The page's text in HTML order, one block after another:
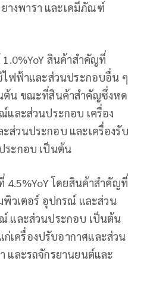
างพารา และเคมีภัณฑ์
สินค้าสำคัญที่
ไฟฟ้าและส่วนประกอบอื่น ๆ
ต้น ขณะที่สินค้าสำคัญซึ่งหด
และส่วนประกอบ เครื่อง
ส่วนประกอบ และเครื่องรับ
ระกอบ เป็นต้น
4.5%YoY โดยสินค้าสำคัญที่
พิวเตอร์ อุปกรณ์ และส่วน
และส่วนประกอบ เป็นต้น
เครื่องปรับอากาศและส่วน
และรถจักรยานยนต์และ